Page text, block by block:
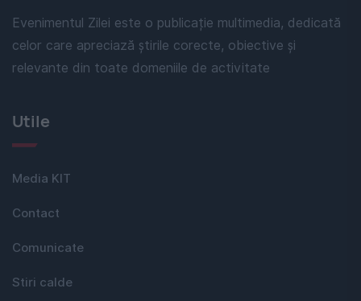
Evenimentul Zilei este o publicație multimedia, dedicată
celor care apreciază știrile corecte, obiective și
relevante din toate domeniile de activitate
Utile
Media KIT
Contact
Comunicate
Stiri calde